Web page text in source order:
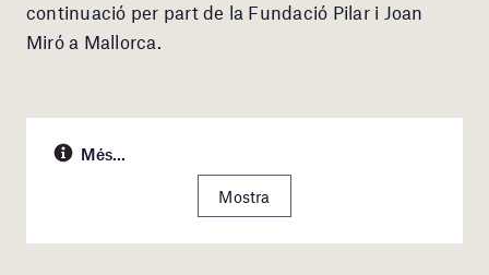
continuació per part de la Fundació Pilar i Joan
Miró a Mallorca.
Més...
Mostra